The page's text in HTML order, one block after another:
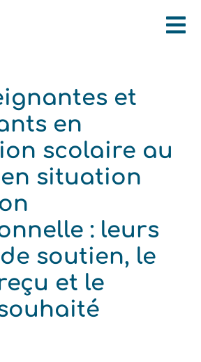
et
en
scolaire au
situation
: leurs
soutien, le
et le